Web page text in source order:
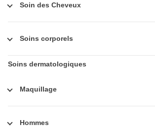
Soin des Cheveux
Soins corporels
Soins dermatologiques
Maquillage
Hommes